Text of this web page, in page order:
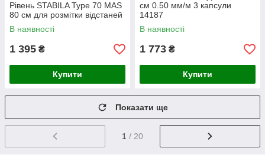
Рівень STABILA Type 70 MAS
80 см для розмітки відстаней
В наявності
1 395 ₴
Купити
см 0.50 мм/м 3 капсули
14187
В наявності
1 773 ₴
Купити
Показати ще
1 / 20